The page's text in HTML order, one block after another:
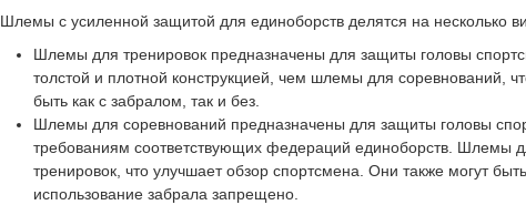
Шлемы с усиленной защитой для единоборств делятся на несколько
Шлемы для тренировок предназначены для защиты головы
толстой и плотной конструкцией, чем шлемы для соревнований,
быть как с забралом, так и без.
Шлемы для соревнований предназначены для защиты головы
требованиям соответствующих федераций единоборств.
тренировок, что улучшает обзор спортсмена. Они также могут
использование забрала запрещено.